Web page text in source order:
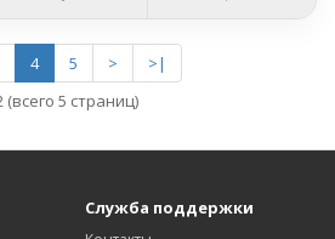
4 5 >
>|
5 страниц)
Служба поддержки